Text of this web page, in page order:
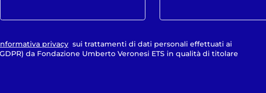
privacysui trattamenti di dati personali effettuati ai
da Fondazione Umberto Veronesi ETS in qualità di titolare